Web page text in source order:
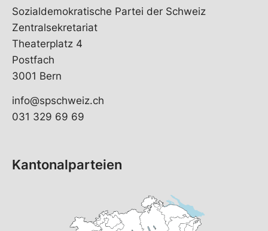
Sozialdemokratische Partei der Schweiz
Zentralsekretariat
Theaterplatz 4
Postfach
3001 Bern
info@spschweiz.ch
031 329 69 69
Kantonalparteien